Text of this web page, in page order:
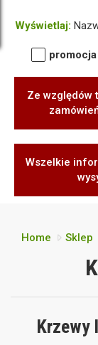
Wyświetlaj:
promocja
Ze względów
Wszelkie
Home Sklep
Krzewy